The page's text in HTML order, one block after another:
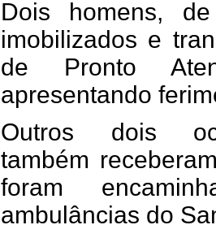
Dois homens,
imobilizados e
de Pronto
apresentando
Outros dois
também
foram
ambulâncias do